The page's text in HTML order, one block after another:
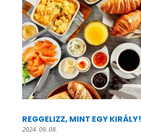
REGGELIZZ, MINT EGY
2024. 09. 08.